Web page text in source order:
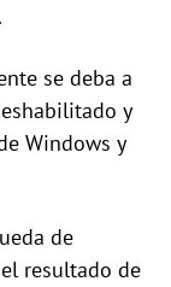
se deba a
y
Windows y
de
resultado de